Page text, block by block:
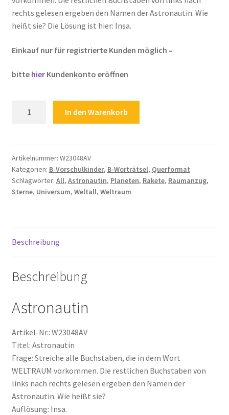
Mein Konto
Zahlungsarten
rechts gelesen ergeben den Namen der Astronautin. Wie
heißt sie? Die Lösung ist hier: Insa.
Einkauf nur für registrierte Kunden möglich –
bitte hierKundenkonto eröffnen
Rakete
Universum
Sterne
Planeten
In den Warenkorb
Artikelnummer: W23048AV
Kategorien: B-Vorschulkinder, B-Worträtsel, Querformat
Schlagwörter: All, Astronautin, Planeten, Rakete, Raumanzug,
Sterne, Universum, Weltall, Weltraum
Beschreibung
Beschreibung
Astronautin
Artikel-Nr.: W23048AV
Titel: Astronautin
Frage: Streiche alle Buchstaben, die in dem Wort
WELTRAUM vorkommen. Die restlichen Buchstaben von
links nach rechts gelesen ergeben den Namen der
Astronautin. Wie heißt sie?
Auflösung: Insa.